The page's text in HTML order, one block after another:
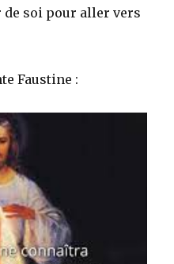
soi pour aller vers
Faustine :